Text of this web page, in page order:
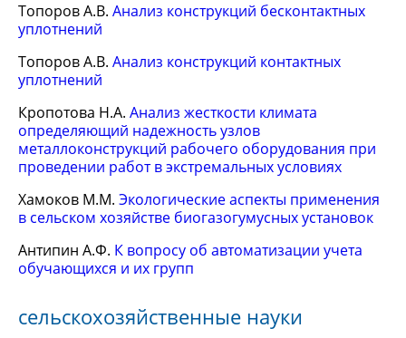
Топоров А.В. Анализ конструкций бесконтактных
уплотнений
Топоров А.В. Анализ конструкций контактных
уплотнений
Кропотова Н.А. Анализ жесткости климата
определяющий надежность узлов
металлоконструкций рабочего оборудования при
проведении работ в экстремальных условиях
Хамоков М.М. Экологические аспекты применения
в сельском хозяйстве биогазогумусных установок
Антипин А.Ф. К вопросу об автоматизации учета
обучающихся и их групп
сельскохозяйственные науки